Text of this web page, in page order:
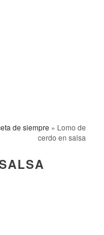
de siempre » Lomo de
cerdo en salsa